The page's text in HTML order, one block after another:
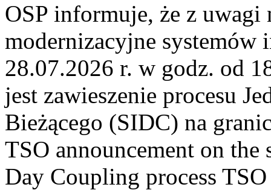
OSP informuje, że z uwagi
modernizacyjne
28.07.2026 r. w godz. od
jest zawieszenie procesu
Bieżącego (SIDC) na
TSO announcement on
Day Coupling process